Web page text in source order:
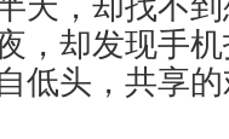
天，却找不
，却发现手
低头，共享